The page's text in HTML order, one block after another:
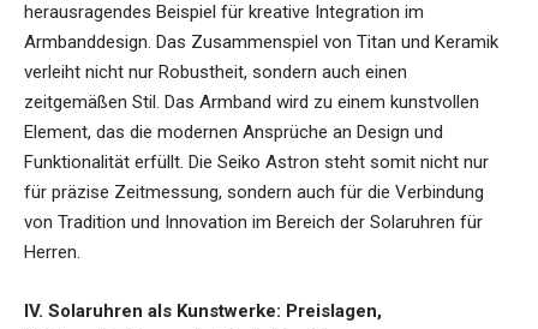
herausragendes Beispiel für kreative Integration im
Armbanddesign. Das Zusammenspiel von Titan und Keramik
verleiht nicht nur Robustheit, sondern auch einen
zeitgemäßen Stil. Das Armband wird zu einem kunstvollen
Element, das die modernen Ansprüche an Design und
Funktionalität erfüllt. Die Seiko Astron steht somit nicht nur
für präzise Zeitmessung, sondern auch für die Verbindung
von Tradition und Innovation im Bereich der Solaruhren für
Herren.
IV. Solaruhren als Kunstwerke: Preislagen,